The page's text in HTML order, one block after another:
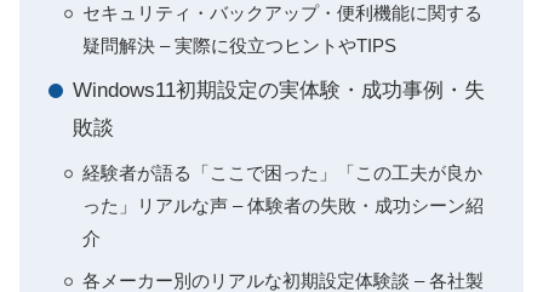
セキュリティ・バックアップ・便利機能に関する
疑問解決 – 実際に役立つヒントやTIPS
Windows11初期設定の実体験・成功事例・失
敗談
経験者が語る「ここで困った」「この工夫が良か
った」リアルな声 – 体験者の失敗・成功シーン紹
介
各メーカー別のリアルな初期設定体験談 – 各社製